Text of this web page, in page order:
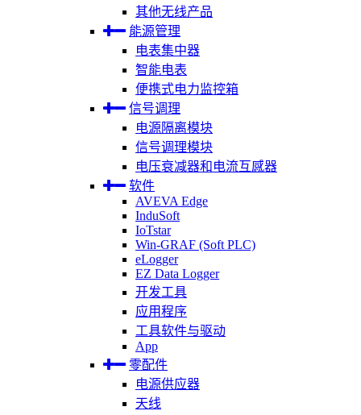
其他无线产品
能源管理
电表集中器
智能电表
便携式电力监控箱
信号调理
电源隔离模块
信号调理模块
电压衰减器和电流互感器
软件
AVEVA Edge
InduSoft
IoTstar
Win-GRAF (Soft PLC)
eLogger
EZ Data Logger
开发工具
应用程序
工具软件与驱动
App
零配件
电源供应器
天线